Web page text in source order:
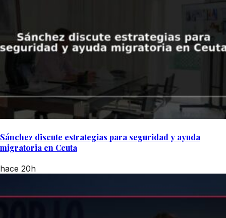
Sánchez discute estrategias para seguridad y ayuda
migratoria en Ceuta
hace 20h